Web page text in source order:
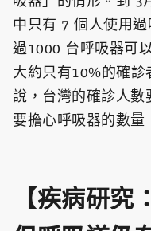
中只有 7 個人使用
過1000 台呼吸器可
大約只有10%的確
說，台灣的確診人數
要擔心呼吸器的數量
【疾病研究